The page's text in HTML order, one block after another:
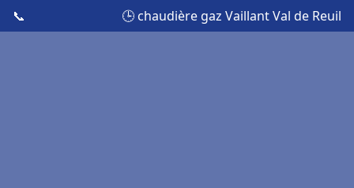
📞 🕒 chaudière gaz Vaillant Val de Reuil